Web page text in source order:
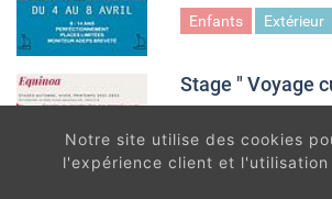
Enfants
Extérieur
Stage " Voyage
ASBL Equinoa
Enfants
Intérieur
Notre site utilise des cookies
l'expérience client et l'utilisation